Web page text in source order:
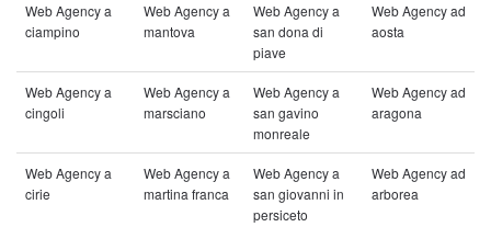
Web Agency a
ciampino
Web Agency a
mantova
Web Agency a
san dona di
piave
Web Agency ad
aosta
Web Agency a
cingoli
Web Agency a
marsciano
Web Agency a
san gavino
monreale
Web Agency ad
aragona
Web Agency a
cirie
Web Agency a
martina franca
Web Agency a
san giovanni in
persiceto
Web Agency ad
arborea